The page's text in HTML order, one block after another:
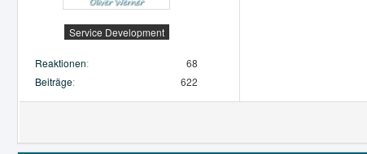
Service Development
Reaktionen
68
Beiträge
622